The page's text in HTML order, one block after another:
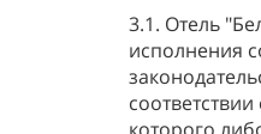
3.1. Отель
исполнения